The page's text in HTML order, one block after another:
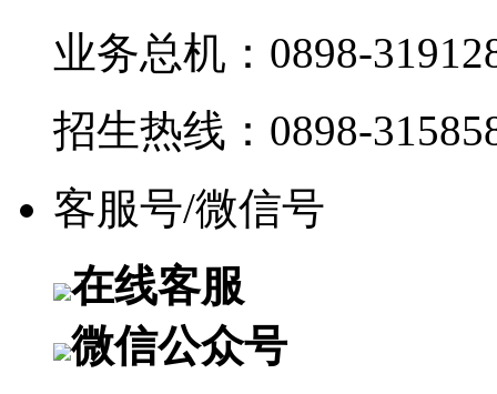
业务总机：0898-
招生热线：0898-
客服号/微信号
在线客服
微信公众号